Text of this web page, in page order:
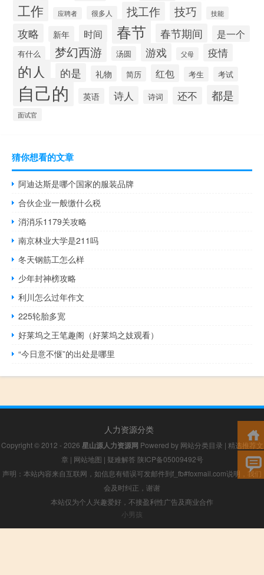
工作 应聘者 很多人 找工作 技巧 技能
攻略 新年 时间 春节 春节期间 是一个
有什么 梦幻西游 汤圆 游戏 父母 疫情
的人 的是 礼物 简历 红包 考生 考试
自己的 英语 诗人 诗词 还不 都是
面试官
猜你想看的文章
阿迪达斯是哪个国家的服装品牌
合伙企业一般缴什么税
消消乐1179关攻略
南京林业大学是211吗
冬天钢筋工怎么样
少年封神榜攻略
利川怎么过年作文
225轮胎多宽
好莱坞之王笔趣阁（好莱坞之妓观看）
“今日意不惬”的出处是哪里
人力资源分类
Copyright © 2012 - 2026 星山源人力资源网 Powered by 网站分类目录 | 精选推荐文
章 | 网站地图 | 疑难解答 陕ICP备05009492号
声明：本站内容来自互联网，如信息有错误可发邮件到f_fb#foxmail.com说明，我们
会及时纠正，谢谢
本站仅为个人兴趣爱好，不接盈利性广告及商业合作
小男孩